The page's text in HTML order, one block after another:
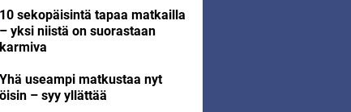
10 sekopäisintä tapaa matkailla
– yksi niistä on suorastaan
karmiva
Yhä useampi matkustaa nyt
öisin – syy yllättää